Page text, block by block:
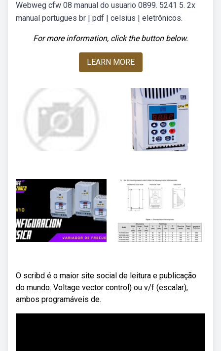
Webweg cfw 08 manual do usuario 0899. 5241 5. 2x
manual portugues br | pdf | celsius | eletrônicos.
For more information, click the button below.
LEARN MORE
O scribd é o maior site social de leitura e publicação
do mundo. Voltage vector control) ou v/f (escalar),
ambos programáveis de.